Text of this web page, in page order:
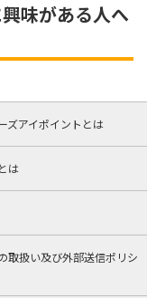
味がある人へ
ズアイポイントとは
は
取扱い及び外部送信ポリシ